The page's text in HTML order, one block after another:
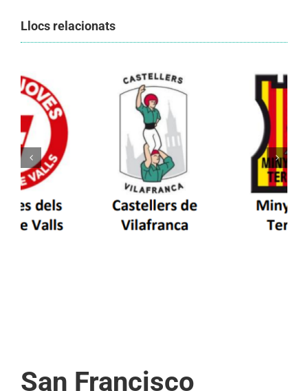
Llocs relacionats
Els Castellers de Vilafranca unieixen tradició i
patrimoni en un viatge de colla a la Vall
d’Aran i a la Vall de Boí
San Francisco